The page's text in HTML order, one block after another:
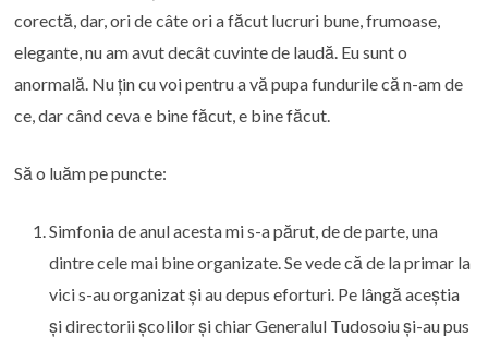
corectă, dar, ori de câte ori a făcut lucruri bune, frumoase,
elegante, nu am avut decât cuvinte de laudă. Eu sunt o
anormală. Nu țin cu voi pentru a vă pupa fundurile că n-am de
ce, dar când ceva e bine făcut, e bine făcut.
Să o luăm pe puncte:
Simfonia de anul acesta mi s-a părut, de de parte, una
dintre cele mai bine organizate. Se vede că de la primar la
vici s-au organizat și au depus eforturi. Pe lângă aceștia
și directorii școlilor și chiar Generalul Tudosoiu și-au pus